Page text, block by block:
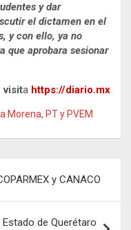
y dar
el dictamen en el
y con ello, ya no
que aprobara sesionar
visita https://diario.mx
Morena, PT y PVEM
y CANACO
de Querétaro